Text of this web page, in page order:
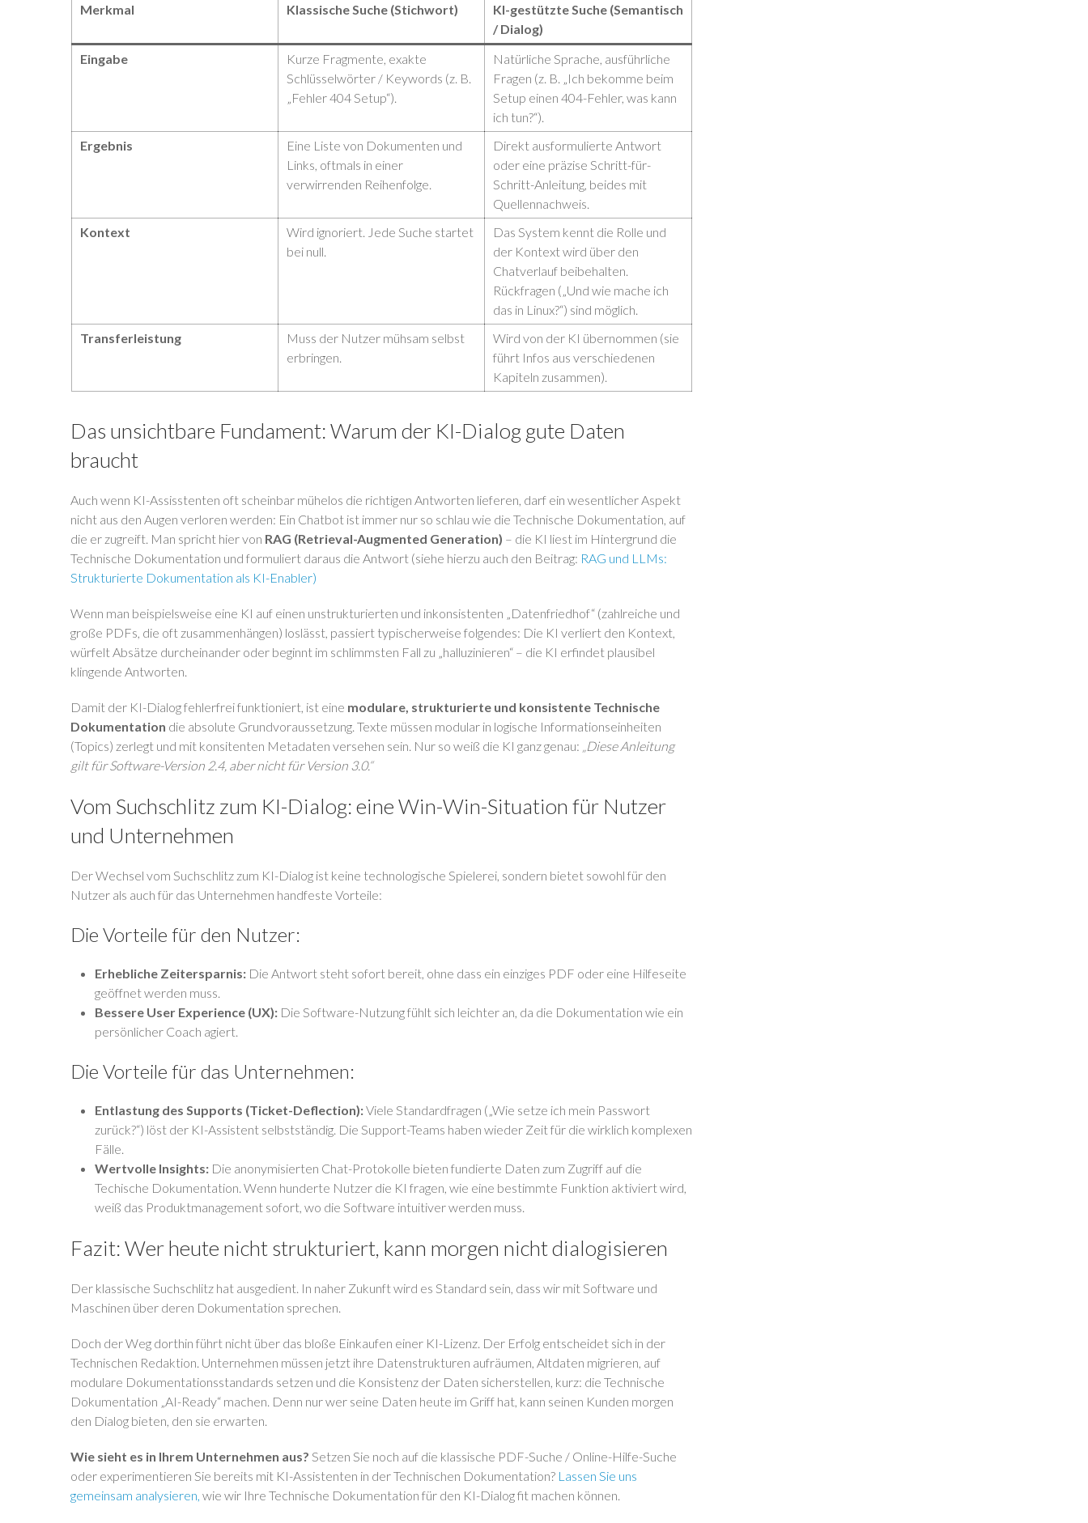
Merkmal Klassische Suche (Stichwort)
KI-gestützte Suche (Semantisch
/ Dialog)
Eingabe
Kurze Fragmente, exakte
Schlüsselwörter / Keywords (z. B.
„Fehler 404 Setup“).
Natürliche Sprache, ausführliche
Fragen (z. B. „Ich bekomme beim
Setup einen 404-Fehler, was kann
ich tun?“).
Ergebnis
Eine Liste von Dokumenten und
Links, oftmals in einer
verwirrenden Reihenfolge.
Direkt ausformulierte Antwort
oder eine präzise Schritt-für-
Schritt-Anleitung, beides mit
Quellennachweis.
Kontext
Wird ignoriert. Jede Suche startet
bei null.
Das System kennt die Rolle und
der Kontext wird über den
Chatverlauf beibehalten.
Rückfragen („Und wie mache ich
das in Linux?“) sind möglich.
Transferleistung
Muss der Nutzer mühsam selbst
erbringen.
Wird von der KI übernommen (sie
führt Infos aus verschiedenen
Kapiteln zusammen).
Das unsichtbare Fundament: Warum der KI-Dialog gute Daten
braucht
Auch wenn KI-Assisstenten oft scheinbar mühelos die richtigen Antworten lieferen, darf ein wesentlicher Aspekt
nicht aus den Augen verloren werden: Ein Chatbot ist immer nur so schlau wie die Technische Dokumentation, auf
die er zugreift. Man spricht hier von RAG (Retrieval-Augmented Generation) – die KI liest im Hintergrund die
Technische Dokumentation und formuliert daraus die Antwort (siehe hierzu auch den Beitrag: RAG und LLMs:
Strukturierte Dokumentation als KI-Enabler)
Wenn man beispielsweise eine KI auf einen unstrukturierten und inkonsistenten „Datenfriedhof“ (zahlreiche und
große PDFs, die oft zusammenhängen) loslässt, passiert typischerweise folgendes: Die KI verliert den Kontext,
würfelt Absätze durcheinander oder beginnt im schlimmsten Fall zu „halluzinieren“ – die KI erfindet plausibel
klingende Antworten.
Damit der KI-Dialog fehlerfrei funktioniert, ist eine modulare, strukturierte und konsistente Technische
Dokumentation die absolute Grundvoraussetzung. Texte müssen modular in logische Informationseinheiten
(Topics) zerlegt und mit konsitenten Metadaten versehen sein. Nur so weiß die KI ganz genau: „Diese Anleitung
gilt für Software-Version 2.4, aber nicht für Version 3.0.“
Vom Suchschlitz zum KI-Dialog: eine Win-Win-Situation für Nutzer
und Unternehmen
Der Wechsel vom Suchschlitz zum KI-Dialog ist keine technologische Spielerei, sondern bietet sowohl für den
Nutzer als auch für das Unternehmen handfeste Vorteile:
Die Vorteile für den Nutzer:
Erhebliche Zeitersparnis: Die Antwort steht sofort bereit, ohne dass ein einziges PDF oder eine Hilfeseite
geöffnet werden muss.
Bessere User Experience (UX): Die Software-Nutzung fühlt sich leichter an, da die Dokumentation wie ein
persönlicher Coach agiert.
Die Vorteile für das Unternehmen:
Entlastung des Supports (Ticket-Deflection):Viele Standardfragen („Wie setze ich mein Passwort
zurück?“) löst der KI-Assistent selbstständig. Die Support-Teams haben wieder Zeit für die wirklich komplexen
Fälle.
Wertvolle Insights: Die anonymisierten Chat-Protokolle bieten fundierte Daten zum Zugriff auf die
Techische Dokumentation. Wenn hunderte Nutzer die KI fragen, wie eine bestimmte Funktion aktiviert wird,
weiß das Produktmanagement sofort, wo die Software intuitiver werden muss.
Fazit: Wer heute nicht strukturiert, kann morgen nicht dialogisieren
Der klassische Suchschlitz hat ausgedient. In naher Zukunft wird es Standard sein, dass wir mit Software und
Maschinen über deren Dokumentation sprechen.
Doch der Weg dorthin führt nicht über das bloße Einkaufen einer KI-Lizenz. Der Erfolg entscheidet sich in der
Technischen Redaktion. Unternehmen müssen jetzt ihre Datenstrukturen aufräumen, Altdaten migrieren, auf
modulare Dokumentationsstandards setzen und die Konsistenz der Daten sicherstellen, kurz: die Technische
Dokumentation „AI-Ready“ machen. Denn nur wer seine Daten heute im Griff hat, kann seinen Kunden morgen
den Dialog bieten, den sie erwarten.
Wie sieht es in Ihrem Unternehmen aus? Setzen Sie noch auf die klassische PDF-Suche / Online-Hilfe-Suche
oder experimentieren Sie bereits mit KI-Assistenten in der Technischen Dokumentation? Lassen Sie uns
gemeinsam analysieren, wie wir Ihre Technische Dokumentation für den KI-Dialog fit machen können.